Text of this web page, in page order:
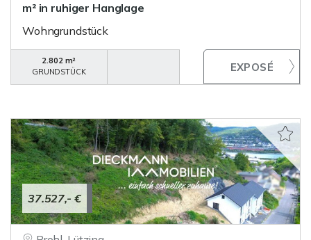
m² in ruhiger Hanglage
Wohngrundstück
2.802 m²
GRUNDSTÜCK
37.527,- €